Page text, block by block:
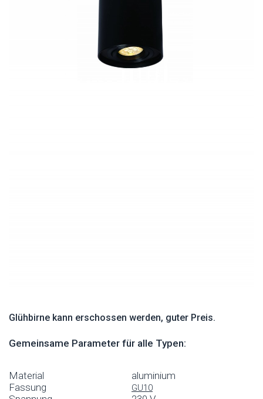
Glühbirne kann erschossen werden, guter Preis.
Gemeinsame Parameter für alle Typen:
Material
aluminium
Fassung
GU10